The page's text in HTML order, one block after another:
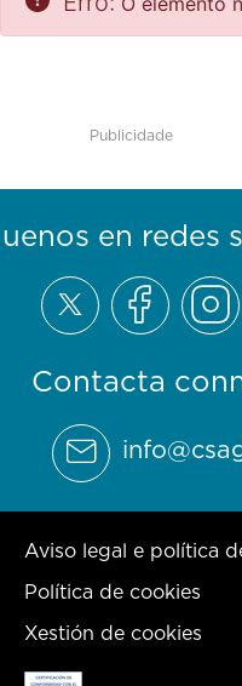
Publicidade
Contacta
en redes
Aviso legal e política
Política de cookies
Xestión de cookies